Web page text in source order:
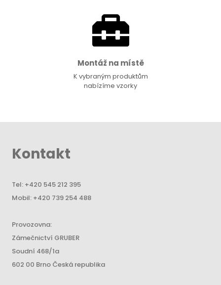
Montáž na místě
K vybraným produktům
nabízíme vzorky
Kontakt
Tel: +420 545 212 395
Mobil: +420 739 254 488
Provozovna:
Zámečnictví GRUBER
Soudní 468/1a
602 00 Brno Česká republika